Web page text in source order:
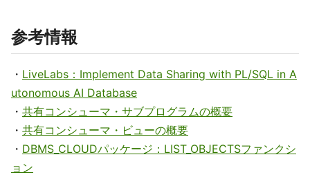
参考情報
・ LiveLabs：Implement Data Sharing with PL/SQL in A
utonomous AI Database
・ 共有コンシューマ・サブプログラムの概要
・ 共有コンシューマ・ビューの概要
・ DBMS_CLOUDパッケージ：LIST_OBJECTSファンクシ
ョン